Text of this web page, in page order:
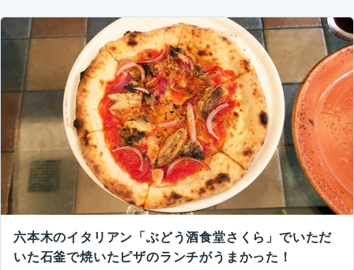
六本木のイタリアン「ぶどう酒食堂さくら」でいただ
いた石釜で焼いたピザのランチがうまかった！